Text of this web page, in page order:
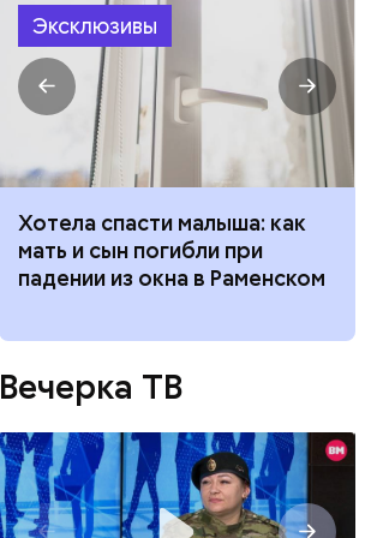
Эксклюзивы
Хотела спасти малыша: как
мать и сын погибли при
падении из окна в Раменском
Вечерка ТВ